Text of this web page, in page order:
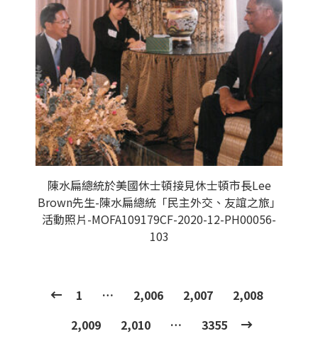
陳水扁總統於美國休士頓接見休士頓市長Lee
Brown先生-陳水扁總統「民主外交、友誼之旅」
活動照片-MOFA109179CF-2020-12-PH00056-
103
1 … 2,006 2,007
2,008
2,009
2,010 … 3355